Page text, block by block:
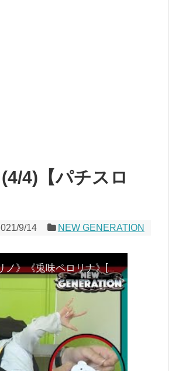
4)【パチスロ
9/14 NEW GENERATION
NEW GENERATION 第202話 (4/4)【パチスロ零】《リノ》《兎味ペロリナ》[ジャンバリ.TV][パチスロ][スロット]